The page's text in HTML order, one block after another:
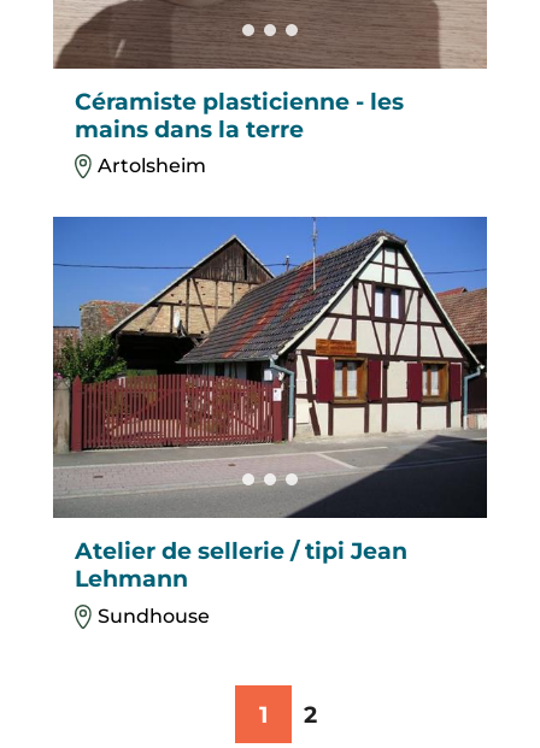
Céramiste plasticienne - les
mains dans la terre
Artolsheim
Atelier de sellerie / tipi Jean
Lehmann
Sundhouse
1 2